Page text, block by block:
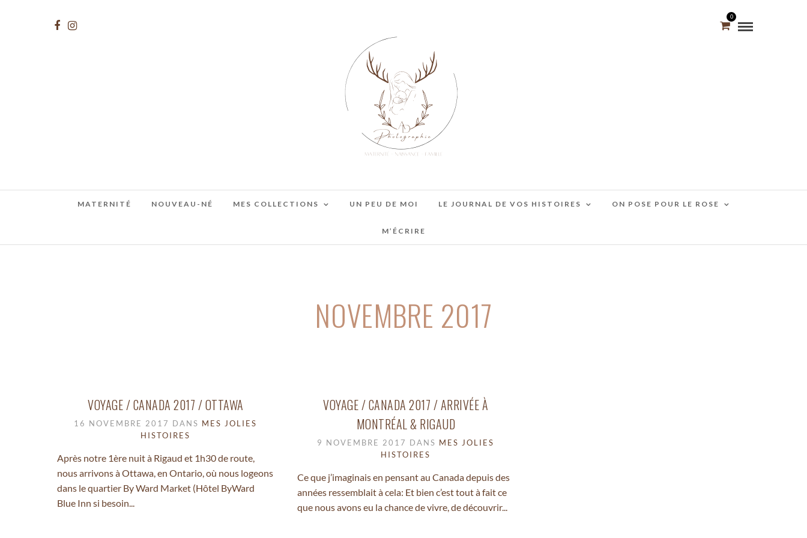
0
MATERNITÉ NOUVEAU-NÉ MES COLLECTIONS UN PEU DE MOI LE JOURNAL DE VOS HISTOIRES ON POSE POUR LE ROSE
M’ÉCRIRE
NOVEMBRE 2017
VOYAGE / CANADA 2017 / OTTAWA
16 NOVEMBRE 2017 DANS MES JOLIES
HISTOIRES
Après notre 1ère nuit à Rigaud et 1h30 de route,
nous arrivons à Ottawa, en Ontario, où nous logeons
dans le quartier By Ward Market (Hôtel ByWard
Blue Inn si besoin...
VOYAGE / CANADA 2017 / ARRIVÉE À
MONTRÉAL & RIGAUD
9 NOVEMBRE 2017 DANS MES JOLIES
HISTOIRES
Ce que j’imaginais en pensant au Canada depuis des
années ressemblait à cela: Et bien c’est tout à fait ce
que nous avons eu la chance de vivre, de découvrir...